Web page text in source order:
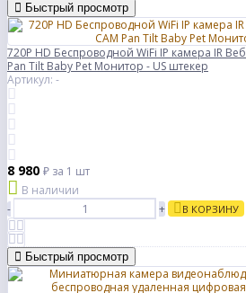
Быстрый просмотр
720P HD Беспроводной WiFi IP камера IR
Pan Tilt Baby Pet Монитор - US штекер
Артикул: -
8 980 ₽ за 1 шт
В наличии
-
+ В КОРЗИНУ
Быстрый просмотр